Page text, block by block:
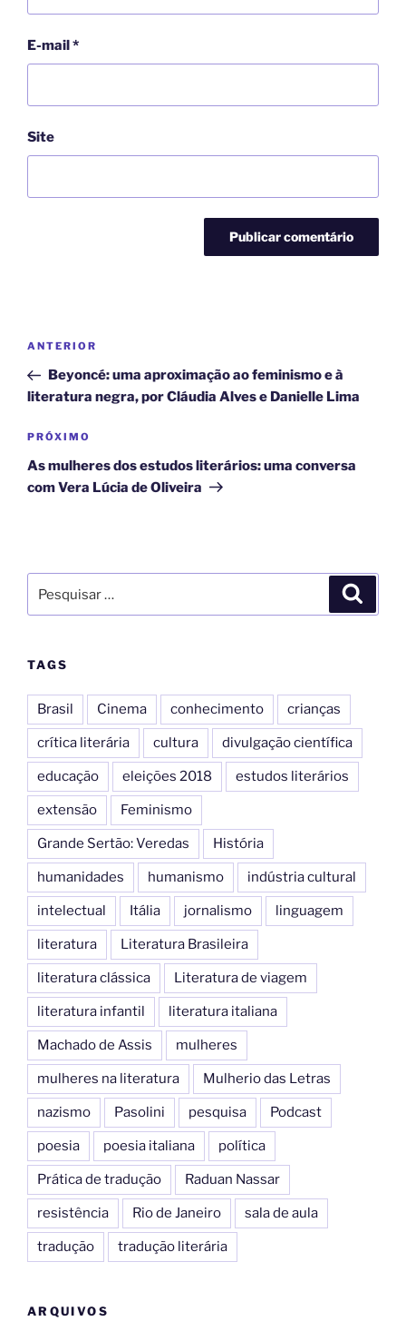
E-mail*
Site
ANTERIOR
Beyoncé: uma aproximação ao feminismo e à
literatura negra, por Cláudia Alves e Danielle Lima
PRÓXIMO
As mulheres dos estudos literários: uma conversa
com Vera Lúcia de Oliveira
TAGS
Brasil Cinema conhecimento crianças
crítica literária cultura divulgação científica
educação eleições 2018 estudos literários
extensão Feminismo
Grande Sertão: Veredas História
humanidades humanismo indústria cultural
intelectual Itália jornalismo linguagem
literatura Literatura Brasileira
literatura clássica Literatura de viagem
literatura infantil literatura italiana
Machado de Assis mulheres
mulheres na literatura Mulherio das Letras
nazismo Pasolini pesquisa Podcast
poesia poesia italiana política
Prática de tradução Raduan Nassar
resistência Rio de Janeiro sala de aula
tradução tradução literária
ARQUIVOS